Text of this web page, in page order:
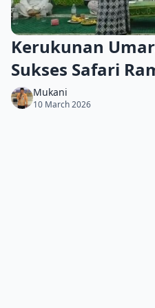
Kerukunan
Sukses Safari
Mukani
10 March 2026